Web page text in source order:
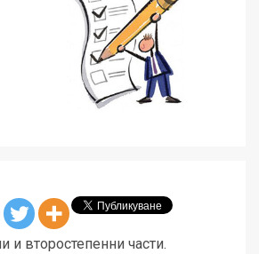
и второстепенни части.